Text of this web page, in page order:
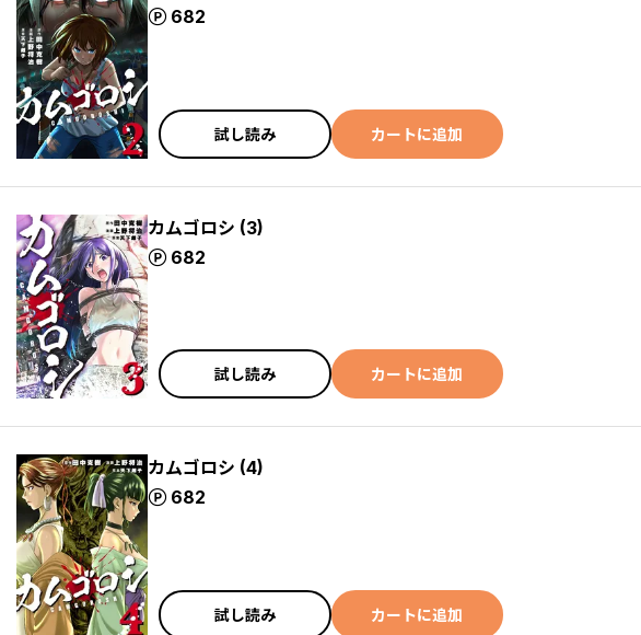
682
ポイント
試し読み カートに追加
カムゴロシ (3)
682
ポイント
試し読み カートに追加
カムゴロシ (4)
682
ポイント
試し読み カートに追加